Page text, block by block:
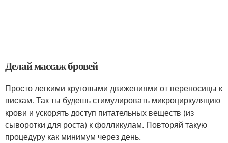
Делай массаж бровей
Просто легкими круговыми движениями от переносицы к
вискам. Так ты будешь стимулировать микроциркуляцию
крови и ускорять доступ питательных веществ (из
сыворотки для роста) к фолликулам. Повторяй такую
процедуру как минимум через день.